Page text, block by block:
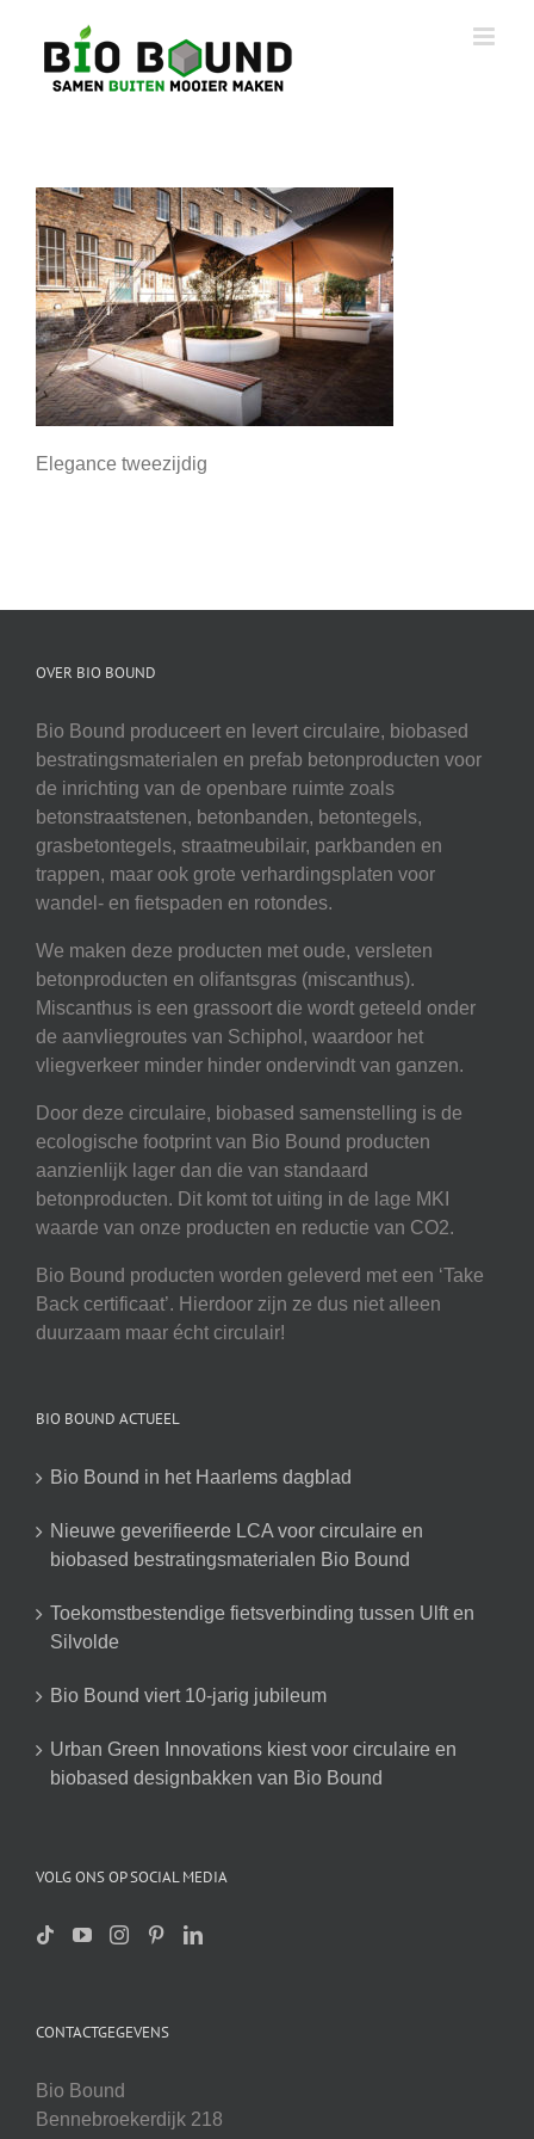
inhoud
Elegance tweezijdig
OVER BIO BOUND
Bio Bound produceert en levert circulaire, biobased
bestratingsmaterialen en prefab betonproducten voor
de inrichting van de openbare ruimte zoals
betonstraatstenen, betonbanden, betontegels,
grasbetontegels, straatmeubilair, parkbanden en
trappen, maar ook grote verhardingsplaten voor
wandel- en fietspaden en rotondes.
We maken deze producten met oude, versleten
betonproducten en olifantsgras (miscanthus).
Miscanthus is een grassoort die wordt geteeld onder
de aanvliegroutes van Schiphol, waardoor het
vliegverkeer minder hinder ondervindt van ganzen.
Door deze circulaire, biobased samenstelling is de
ecologische footprint van Bio Bound producten
aanzienlijk lager dan die van standaard
betonproducten. Dit komt tot uiting in de lage MKI
waarde van onze producten en reductie van CO2.
Bio Bound producten worden geleverd met een ‘Take
Back certificaat’. Hierdoor zijn ze dus niet alleen
duurzaam maar écht circulair!
BIO BOUND ACTUEEL
Bio Bound in het Haarlems dagblad
Nieuwe geverifieerde LCA voor circulaire en
biobased bestratingsmaterialen Bio Bound
Toekomstbestendige fietsverbinding tussen Ulft en
Silvolde
Bio Bound viert 10-jarig jubileum
Urban Green Innovations kiest voor circulaire en
biobased designbakken van Bio Bound
VOLG ONS OP SOCIAL MEDIA
CONTACTGEGEVENS
Bio Bound
Bennebroekerdijk 218